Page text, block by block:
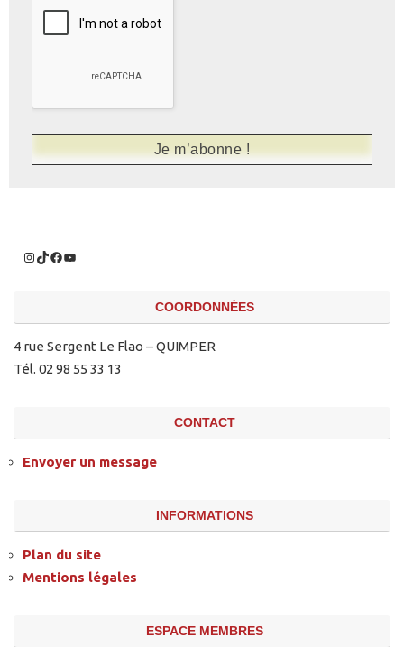
COORDONNÉES
4 rue Sergent Le Flao – QUIMPER
Tél. 02 98 55 33 13
CONTACT
Envoyer un message
INFORMATIONS
Plan du site
Mentions légales
ESPACE MEMBRES